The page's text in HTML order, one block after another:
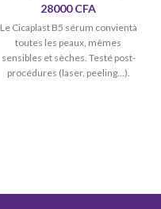
28000CFA
Le Cicaplast B5 sérum convientà
toutes les peaux, mêmes
sensibles et sèches. Testé post-
procédures (laser, peeling...).